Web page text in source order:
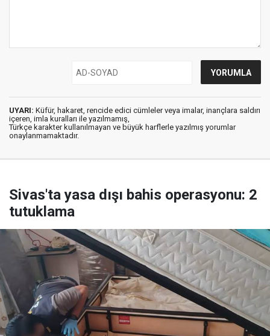
UYARI: Küfür, hakaret, rencide edici cümleler veya imalar, inançlara saldırı
içeren, imla kuralları ile yazılmamış,
Türkçe karakter kullanılmayan ve büyük harflerle yazılmış yorumlar
onaylanmamaktadır.
Sivas'ta yasa dışı bahis operasyonu: 2
tutuklama